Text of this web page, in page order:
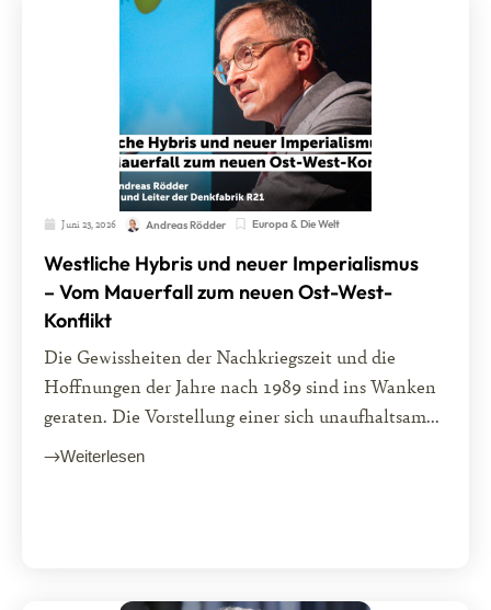
Juni 23, 2026 Andreas Rödder Europa & Die Welt
Westliche Hybris und neuer Imperialismus
– Vom Mauerfall zum neuen Ost-West-
Konflikt
Die Gewissheiten der Nachkriegszeit und die
Hoffnungen der Jahre nach 1989 sind ins Wanken
geraten. Die Vorstellung einer sich unaufhaltsam...
Weiterlesen